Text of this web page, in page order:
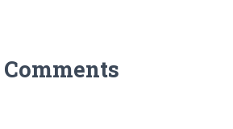
Comments